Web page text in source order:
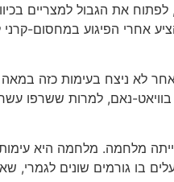
לפתוח את הגבול למצריים
אחרי הפיגוע במחסום-
לא ניצח בעימות כזה במאה
נאם, למרות ששרפו
מלחמה. מלחמה היא עימות
בו גורמים שונים לגמרי,